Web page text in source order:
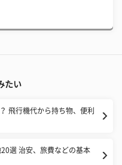
たい
飛行機代から持ち物、便利
選 治安、旅費などの基本